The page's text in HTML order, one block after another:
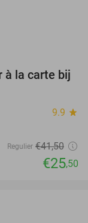
39%
à la carte bij
9.9 star
Regulier €41,50
€25,50